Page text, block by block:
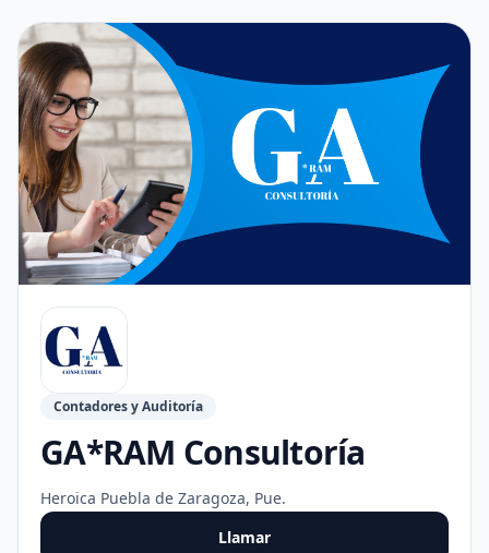
Contadores y Auditoría
GA*RAM Consultoría
Heroica Puebla de Zaragoza, Pue.
Llamar